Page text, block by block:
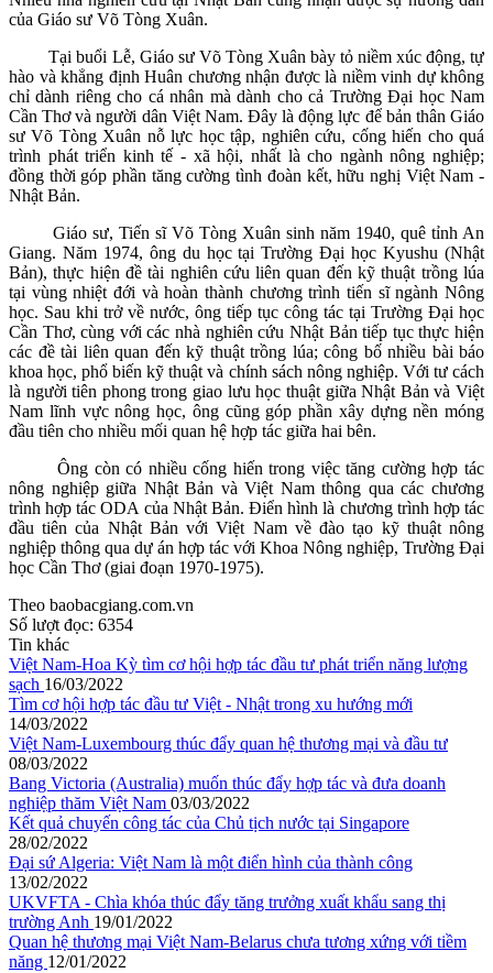
của Giáo sư Võ Tòng Xuân.
Tại buổi Lễ, Giáo sư Võ Tòng Xuân bày tỏ niềm xúc động, tự
hào và khẳng định Huân chương nhận được là niềm vinh dự không
chỉ dành riêng cho cá nhân mà dành cho cả Trường Đại học Nam
Cần Thơ và người dân Việt Nam. Đây là động lực để bản thân Giáo
sư Võ Tòng Xuân nỗ lực học tập, nghiên cứu, cống hiến cho quá
trình phát triển kinh tế - xã hội, nhất là cho ngành nông nghiệp;
đồng thời góp phần tăng cường tình đoàn kết, hữu nghị Việt Nam -
Nhật Bản.
Giáo sư, Tiến sĩ Võ Tòng Xuân sinh năm 1940, quê tỉnh An
Giang. Năm 1974, ông du học tại Trường Đại học Kyushu (Nhật
Bản), thực hiện đề tài nghiên cứu liên quan đến kỹ thuật trồng lúa
tại vùng nhiệt đới và hoàn thành chương trình tiến sĩ ngành Nông
học. Sau khi trở về nước, ông tiếp tục công tác tại Trường Đại học
Cần Thơ, cùng với các nhà nghiên cứu Nhật Bản tiếp tục thực hiện
các đề tài liên quan đến kỹ thuật trồng lúa; công bố nhiều bài báo
khoa học, phổ biến kỹ thuật và chính sách nông nghiệp. Với tư cách
là người tiên phong trong giao lưu học thuật giữa Nhật Bản và Việt
Nam lĩnh vực nông học, ông cũng góp phần xây dựng nền móng
đầu tiên cho nhiều mối quan hệ hợp tác giữa hai bên.
Ông còn có nhiều cống hiến trong việc tăng cường hợp tác
nông nghiệp giữa Nhật Bản và Việt Nam thông qua các chương
trình hợp tác ODA của Nhật Bản. Điển hình là chương trình hợp tác
đầu tiên của Nhật Bản với Việt Nam về đào tạo kỹ thuật nông
nghiệp thông qua dự án hợp tác với Khoa Nông nghiệp, Trường Đại
học Cần Thơ (giai đoạn 1970-1975).
Theo baobacgiang.com.vn
Số lượt đọc: 6354
Tin khác
Việt Nam-Hoa Kỳ tìm cơ hội hợp tác đầu tư phát triển năng lượng
sạch 16/03/2022
Tìm cơ hội hợp tác đầu tư Việt - Nhật trong xu hướng mới
14/03/2022
Việt Nam-Luxembourg thúc đẩy quan hệ thương mại và đầu tư
08/03/2022
Bang Victoria (Australia) muốn thúc đẩy hợp tác và đưa doanh
nghiệp thăm Việt Nam 03/03/2022
Kết quả chuyến công tác của Chủ tịch nước tại Singapore
28/02/2022
Đại sứ Algeria: Việt Nam là một điển hình của thành công
13/02/2022
UKVFTA - Chìa khóa thúc đẩy tăng trưởng xuất khẩu sang thị
trường Anh 19/01/2022
Quan hệ thương mại Việt Nam-Belarus chưa tương xứng với tiềm
năng 12/01/2022